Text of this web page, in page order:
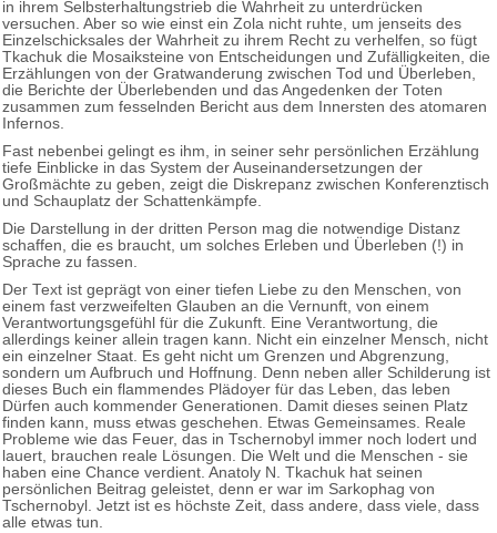
in ihrem Selbsterhaltungstrieb die Wahrheit zu unterdrücken
versuchen. Aber so wie einst ein Zola nicht ruhte, um jenseits des
Einzelschicksales der Wahrheit zu ihrem Recht zu verhelfen, so fügt
Tkachuk die Mosaiksteine von Entscheidungen und Zufälligkeiten, die
Erzählungen von der Gratwanderung zwischen Tod und Überleben,
die Berichte der Überlebenden und das Angedenken der Toten
zusammen zum fesselnden Bericht aus dem Innersten des atomaren
Infernos.
Fast nebenbei gelingt es ihm, in seiner sehr persönlichen Erzählung
tiefe Einblicke in das System der Auseinandersetzungen der
Großmächte zu geben, zeigt die Diskrepanz zwischen Konferenztisch
und Schauplatz der Schattenkämpfe.
Die Darstellung in der dritten Person mag die notwendige Distanz
schaffen, die es braucht, um solches Erleben und Überleben (!) in
Sprache zu fassen.
Der Text ist geprägt von einer tiefen Liebe zu den Menschen, von
einem fast verzweifelten Glauben an die Vernunft, von einem
Verantwortungsgefühl für die Zukunft. Eine Verantwortung, die
allerdings keiner allein tragen kann. Nicht ein einzelner Mensch, nicht
ein einzelner Staat. Es geht nicht um Grenzen und Abgrenzung,
sondern um Aufbruch und Hoffnung. Denn neben aller Schilderung ist
dieses Buch ein flammendes Plädoyer für das Leben, das leben
Dürfen auch kommender Generationen. Damit dieses seinen Platz
finden kann, muss etwas geschehen. Etwas Gemeinsames. Reale
Probleme wie das Feuer, das in Tschernobyl immer noch lodert und
lauert, brauchen reale Lösungen. Die Welt und die Menschen - sie
haben eine Chance verdient. Anatoly N. Tkachuk hat seinen
persönlichen Beitrag geleistet, denn er war im Sarkophag von
Tschernobyl. Jetzt ist es höchste Zeit, dass andere, dass viele, dass
alle etwas tun.